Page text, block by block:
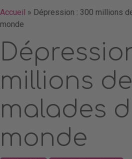
Accueil » Dépression : 300 millions
monde
millions de
malades
monde